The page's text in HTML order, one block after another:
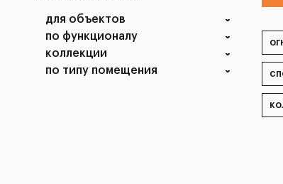
для объектов
по функционалу
коллекции
по типу помещения